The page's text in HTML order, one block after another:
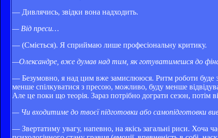
— Дивлячись, звідки вона надходить.
— Від преси…
— (Сміється). Я сприймаю лише професіональну критику.
—Олександре, вже думав над тим, як готуватимешся до
— Безумовно, я над цим вже замислююся. Ритм роботи буде
менше спілкуватися з пресою, можливо, буду менше
Але це поки що теорія. Зараз потрібно дограти сезон, потім
— Чи входитиме до твоєї підготовки або самопідготовки
— Звертатиму увагу, напевно, на якісь загальні риси. Хоча